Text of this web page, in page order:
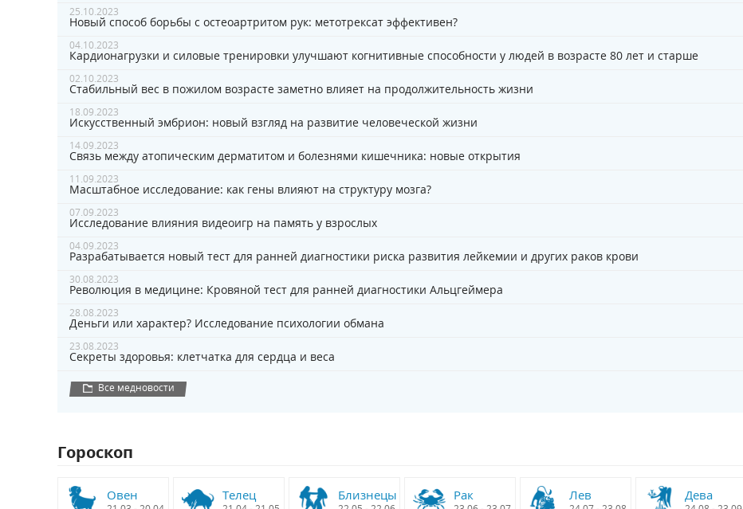
25.10.2023
Новый способ борьбы с остеоартритом рук: метотрексат эффективен?
04.10.2023
Кардионагрузки и силовые тренировки улучшают когнитивные способности у людей в возрасте 80 лет и старше
02.10.2023
Стабильный вес в пожилом возрасте заметно влияет на продолжительность жизни
18.09.2023
Искусственный эмбрион: новый взгляд на развитие человеческой жизни
14.09.2023
Связь между атопическим дерматитом и болезнями кишечника: новые открытия
11.09.2023
Масштабное исследование: как гены влияют на структуру мозга?
07.09.2023
Исследование влияния видеоигр на память у взрослых
04.09.2023
Разрабатывается новый тест для ранней диагностики риска развития лейкемии и других раков крови
30.08.2023
Революция в медицине: Кровяной тест для ранней диагностики Альцгеймера
28.08.2023
Деньги или характер? Исследование психологии обмана
23.08.2023
Секреты здоровья: клетчатка для сердца и веса
Все медновости
Гороскоп
Овен Телец Близнецы Рак Лев Дева